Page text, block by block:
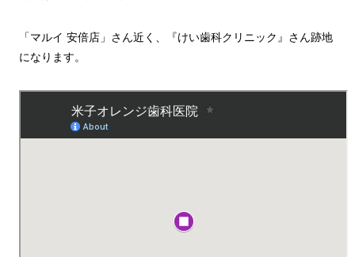
「マルイ 安倍店」さん近く、『けい歯科クリニック』さん跡地
になります。